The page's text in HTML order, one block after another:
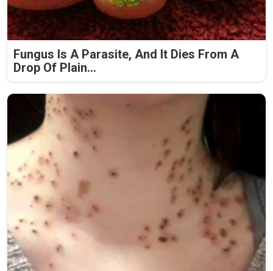
Fungus Is A Parasite, And It Dies From A
Drop Of Plain...